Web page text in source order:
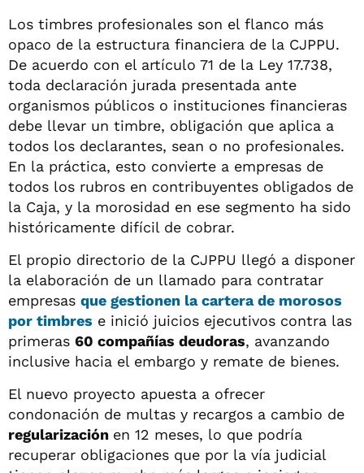
Los timbres profesionales son el flanco más
opaco de la estructura financiera de la CJPPU.
De acuerdo con el artículo 71 de la Ley 17.738,
toda declaración jurada presentada ante
organismos públicos o instituciones financieras
debe llevar un timbre, obligación que aplica a
todos los declarantes, sean o no profesionales.
En la práctica, esto convierte a empresas de
todos los rubros en contribuyentes obligados de
la Caja, y la morosidad en ese segmento ha sido
históricamente difícil de cobrar.
El propio directorio de la CJPPU llegó a disponer
la elaboración de un llamado para contratar
empresas que gestionen la cartera de morosos
por timbres e inició juicios ejecutivos contra las
primeras 60 compañías deudoras, avanzando
inclusive hacia el embargo y remate de bienes.
El nuevo proyecto apuesta a ofrecer
condonación de multas y recargos a cambio de
regularización en 12 meses, lo que podría
recuperar obligaciones que por la vía judicial